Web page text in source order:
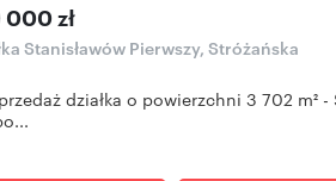
000 zł
Stanisławów Pierwszy, Stróżańska
działka o powierzchni 3 702 m²